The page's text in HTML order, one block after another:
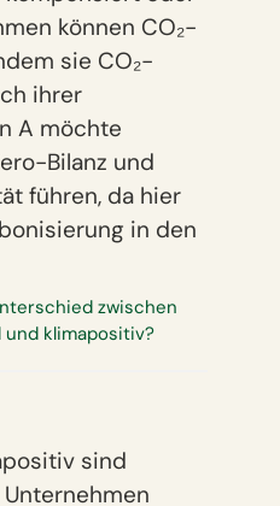
können CO₂-
sie CO₂-
ihrer
A möchte
Bilanz und
führen, da hier
in den
zwischen
klimapositiv?
sind